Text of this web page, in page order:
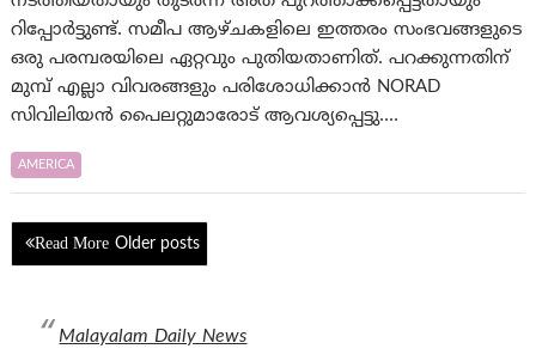
റിപ്പോർട്ടുണ്ട്. സമീപ ആഴ്ചകളിലെ ഇത്തരം സംഭവങ്ങളുടെ
ഒരു പരമ്പരയിലെ ഏറ്റവും പുതിയതാണിത്. പറക്കുന്നതിന്
മുമ്പ് എല്ലാ വിവരങ്ങളും പരിശോധിക്കാൻ NORAD
സിവിലിയൻ പൈലറ്റുമാരോട് ആവശ്യപ്പെട്ടു.…
AMERICA
Posts
navigation
Older posts
Malayalam Daily News